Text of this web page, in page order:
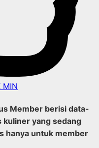
MIN
Member berisi data-
yang sedang
hanya untuk member